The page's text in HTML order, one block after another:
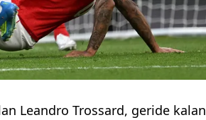
Leandro Trossard, geride kalan